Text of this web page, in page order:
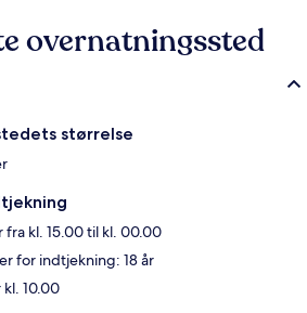
overnatningssted
størrelse
kl. 15.00 til kl. 00.00
for indtjekning: 18 år
10.00